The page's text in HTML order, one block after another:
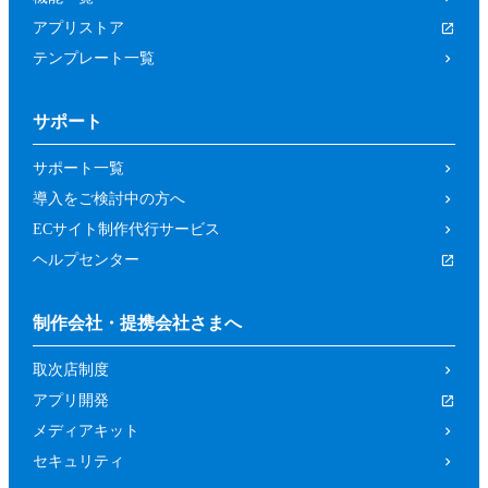
アプリストア
テンプレート一覧
サポート
サポート一覧
導入をご検討中の方へ
ECサイト制作代行サービス
ヘルプセンター
制作会社・提携会社さまへ
取次店制度
アプリ開発
メディアキット
セキュリティ